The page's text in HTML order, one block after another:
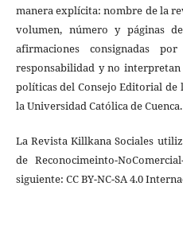
manera explícita: nombre de la
volumen, número y páginas
afirmaciones consignadas
responsabilidad y no
políticas del Consejo Editorial de
la Universidad Católica de Cuenca.
La Revista Killkana Sociales
de Reconocimeinto-
siguiente: CC BY-NC-SA 4.0